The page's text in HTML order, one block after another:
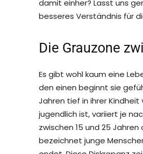
damit einher? Lasst uns
besseres Verständnis für
Die Grauzone
Es gibt wohl kaum eine
den einen beginnt sie
Jahren tief in ihrer Kindheit
jugendlich ist, variiert je
zwischen 15 und 25
bezeichnet junge